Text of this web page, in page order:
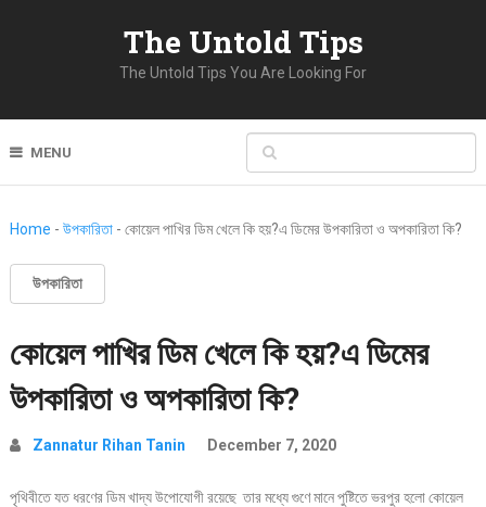
The Untold Tips
The Untold Tips You Are Looking For
MENU
Home - উপকারিতা- কোয়েল পাখির ডিম খেলে কি হয়?এ ডিমের উপকারিতা ও অপকারিতা কি?
উপকারিতা
কোয়েল পাখির ডিম খেলে কি হয়?এ ডিমের
উপকারিতা ও অপকারিতা কি?
Zannatur Rihan Tanin December 7, 2020
পৃথিবীতে যত ধরণের ডিম খাদ্য উপোযোগী রয়েছে তার মধ্যে গুণে মানে পুষ্টিতে ভরপুর হলো কোয়েল